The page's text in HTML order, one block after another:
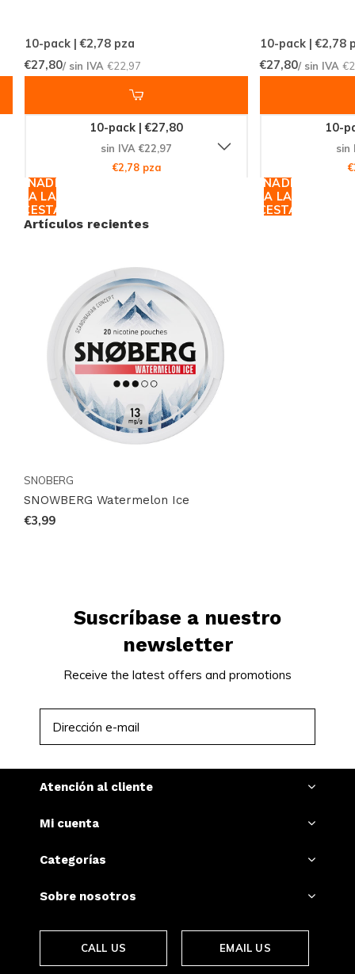
llevar y usar en cualquier momento y lugar,
permitiéndote disfrutar de su sabor y efectos sin
Actúa Ahora y Experimenta la
No pierdas la oportunidad de probar el
SNOWBERG
Watermelon Ice. Con su combinación única de sabor y
amante de las bolsas de nicotina. Haz tu pedido hoy
mismo y únete a la comunidad global de clientes
satisfechos que confían en Snussie.com para sus
necesidades de productos de nicotina. ¡No esperes
más para disfrutar de esta experiencia refrescante y
revitalizante!
10-pack | €2,78pza
€27,80/ sin IVA €22,97
10-pack | €27,80
sin IVA €22,97
€2,78 pza
AÑADIR
A LA
CESTA
10-pack | €2,78
€27,80/ sin IVA
10-
sin
AÑADIR
A LA
CESTA
Artículos recientes
SNOBERG
SNOWBERG Watermelon Ice
€3,99
Suscríbase a nuestro
newsletter
Receive the latest offers and promotions
Atención al cliente
Mi cuenta
Categorías
Sobre nosotros
CALL US EMAIL US